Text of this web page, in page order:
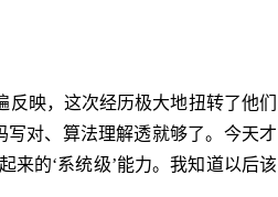
映，这次经历极大地扭转了他们
对、算法理解透就够了。今天才
来的‘系统级’能力。我知道以后该